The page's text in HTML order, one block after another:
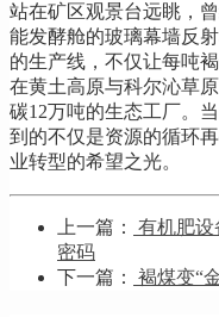
站在矿区观景台远眺，
能发酵舱的玻璃幕墙反
的生产线，不仅让每吨
在黄土高原与科尔沁草
碳12万吨的生态工厂。
到的不仅是资源的循环
业转型的希望之光。
上一篇：
有机肥设
密码
下一篇：
褐煤变“